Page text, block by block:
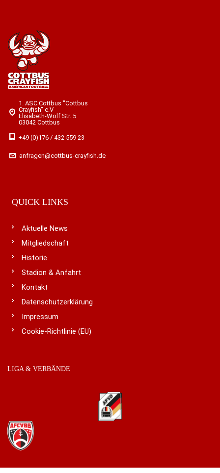
1. ASC Cottbus "Cottbus
Crayfish" e.V
Elisabeth-Wolf Str. 5
03042 Cottbus
+49 (0)176 / 432 559 23
anfragen@cottbus-crayfish.de
QUICK LINKS
Aktuelle News
Mitgliedschaft
Historie
Stadion & Anfahrt
Kontakt
Datenschutzerklärung
Impressum
Cookie-Richtlinie (EU)
LIGA & VERBÄNDE